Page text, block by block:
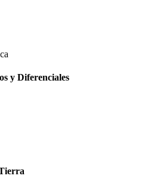
y Diferenciales